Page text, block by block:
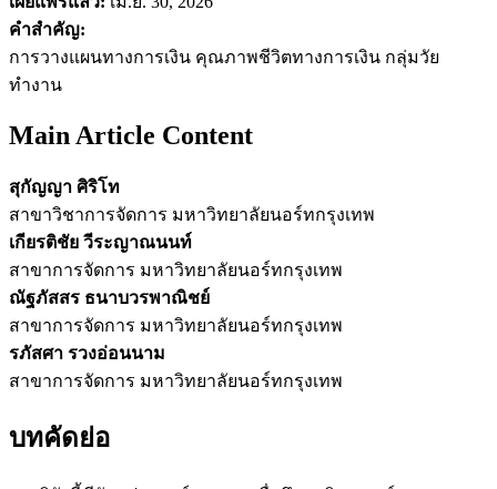
คำสำคัญ:
การวางแผนทางการเงิน คุณภาพชีวิตทางการเงิน กลุ่มวัย
ทำงาน
Main Article Content
สุกัญญา ศิริโท
สาขาวิชาการจัดการ มหาวิทยาลัยนอร์ทกรุงเทพ
เกียรติชัย วีระญาณนนท์
สาขาการจัดการ มหาวิทยาลัยนอร์ทกรุงเทพ
ณัฐภัสสร ธนาบวรพาณิชย์
สาขาการจัดการ มหาวิทยาลัยนอร์ทกรุงเทพ
รภัสศา รวงอ่อนนาม
สาขาการจัดการ มหาวิทยาลัยนอร์ทกรุงเทพ
บทคัดย่อ